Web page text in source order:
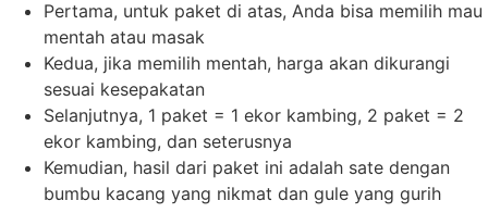
Pertama, untuk paket di atas, Anda bisa memilih mau
mentah atau masak
Kedua, jika memilih mentah, harga akan dikurangi
sesuai kesepakatan
Selanjutnya, 1 paket = 1 ekor kambing, 2 paket = 2
ekor kambing, dan seterusnya
Kemudian, hasil dari paket ini adalah sate dengan
bumbu kacang yang nikmat dan gule yang gurih